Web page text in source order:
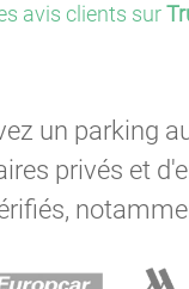
avis clients sur
un parking
privés et